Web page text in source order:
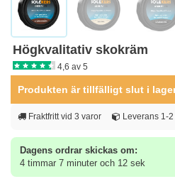
Högkvalitativ skokräm
4,6 av 5
Produkten är tillfälligt slut i
Fraktfritt vid 3 varor Leverans 1-
Dagens ordrar skickas om:
4 timmar 7 minuter och 11 sek